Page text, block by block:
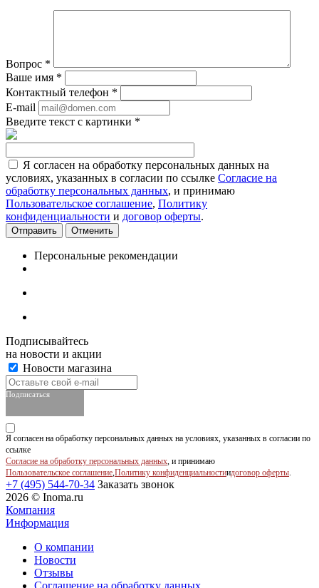
Вопрос *
Ваше имя *
Контактный телефон *
E-mail
Введите текст с картинки *
Я согласен на обработку персональных данных на
условиях, указанных в согласии по ссылке Согласие на
обработку персональных данных, и принимаю
Пользовательское соглашение, Политику
конфиденциальности и договор оферты.
Отменить
Персональные рекомендации
Подписывайтесь
на новости и акции
Новости магазина
Подписаться
Я согласен на обработку персональных данных на условиях, указанных в согласии по
ссылке
Согласие на обработку персональных данных, и принимаю
Пользовательское соглашение,Политику конфиденциальностиидоговор оферты.
+7 (495) 544-70-34 Заказать звонок
2026 © Inoma.ru
Компания
Информация
О компании
Новости
Отзывы